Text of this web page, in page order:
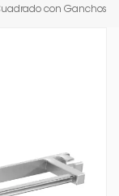
con Ganchos
de aluminio
dos fuertes
la superficie